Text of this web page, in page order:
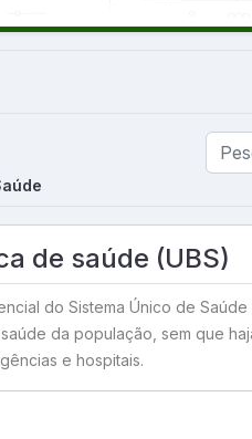
de saúde (UBS)
do Sistema Único de
da população, sem que
e hospitais.